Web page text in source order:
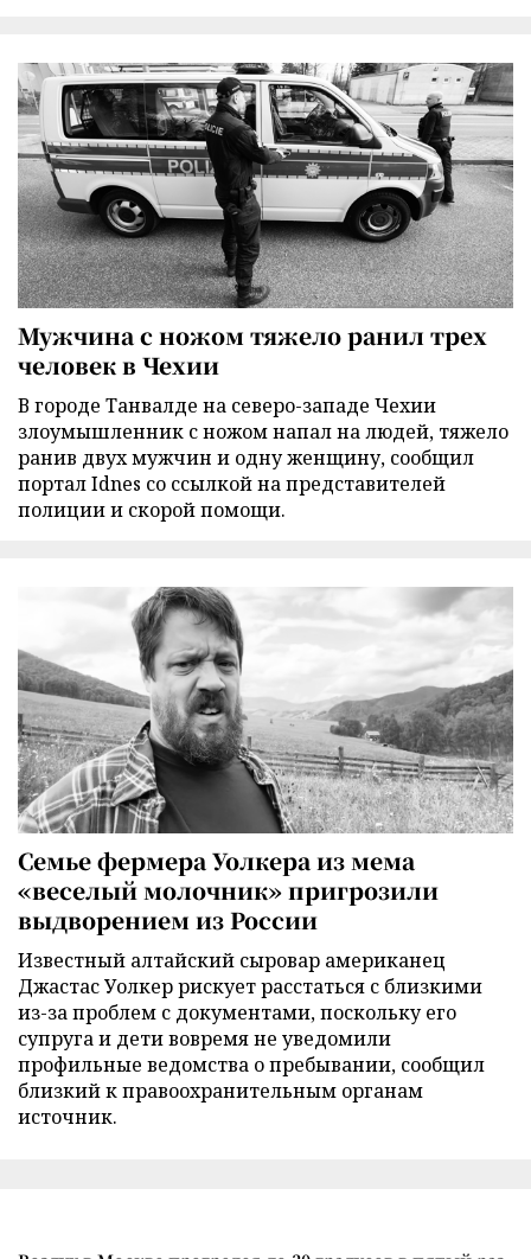
Мужчина с ножом тяжело ранил трех
человек в Чехии
В городе Танвалде на северо-западе Чехии
злоумышленник с ножом напал на людей, тяжело
ранив двух мужчин и одну женщину, сообщил
портал Idnes со ссылкой на представителей
полиции и скорой помощи.
Семье фермера Уолкера из мема
«веселый молочник» пригрозили
выдворением из России
Известный алтайский сыровар американец
Джастас Уолкер рискует расстаться с близкими
из-за проблем с документами, поскольку его
супруга и дети вовремя не уведомили
профильные ведомства о пребывании, сообщил
близкий к правоохранительным органам
источник.